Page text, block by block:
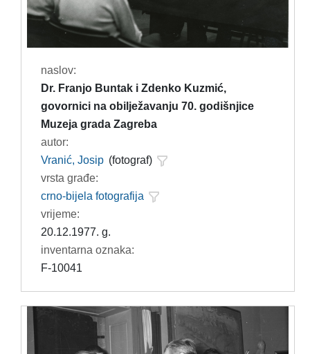
naslov:
Dr. Franjo Buntak i Zdenko Kuzmić,
govornici na obilježavanju 70. godišnjice
Muzeja grada Zagreba
autor:
Vranić, Josip (fotograf)
vrsta građe:
crno-bijela fotografija
vrijeme:
20.12.1977. g.
inventarna oznaka:
F-10041